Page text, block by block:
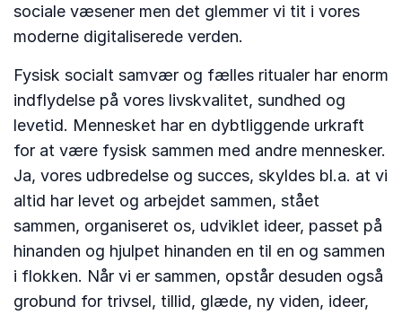
sociale væsener men det glemmer vi tit i vores
moderne digitaliserede verden.
Fysisk socialt samvær og fælles ritualer har enorm
indflydelse på vores livskvalitet, sundhed og
levetid. Mennesket har en dybtliggende urkraft
for at være fysisk sammen med andre mennesker.
Ja, vores udbredelse og succes, skyldes bl.a. at vi
altid har levet og arbejdet sammen, stået
sammen, organiseret os, udviklet ideer, passet på
hinanden og hjulpet hinanden en til en og sammen
i flokken. Når vi er sammen, opstår desuden også
grobund for trivsel, tillid, glæde, ny viden, ideer,